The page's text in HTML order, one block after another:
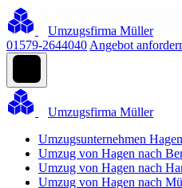
Umzugsfirma Müller
01579-2644040 Angebot
Umzugsfirma Müller
Umzugsunternehmen Hagen
Umzug von Hagen nach
Umzug von Hagen nach
Umzug von Hagen nach